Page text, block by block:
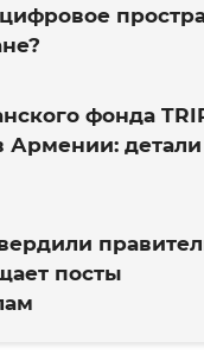
фонда
Армении: детали
посты